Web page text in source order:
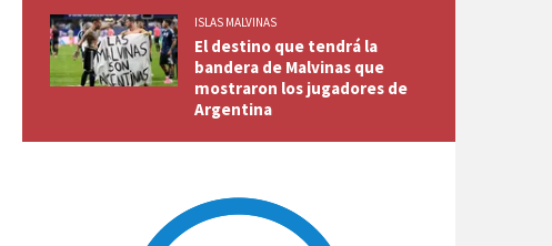
ISLAS MALVINAS
El destino que tendrá la
bandera de Malvinas que
mostraron los jugadores de
Argentina